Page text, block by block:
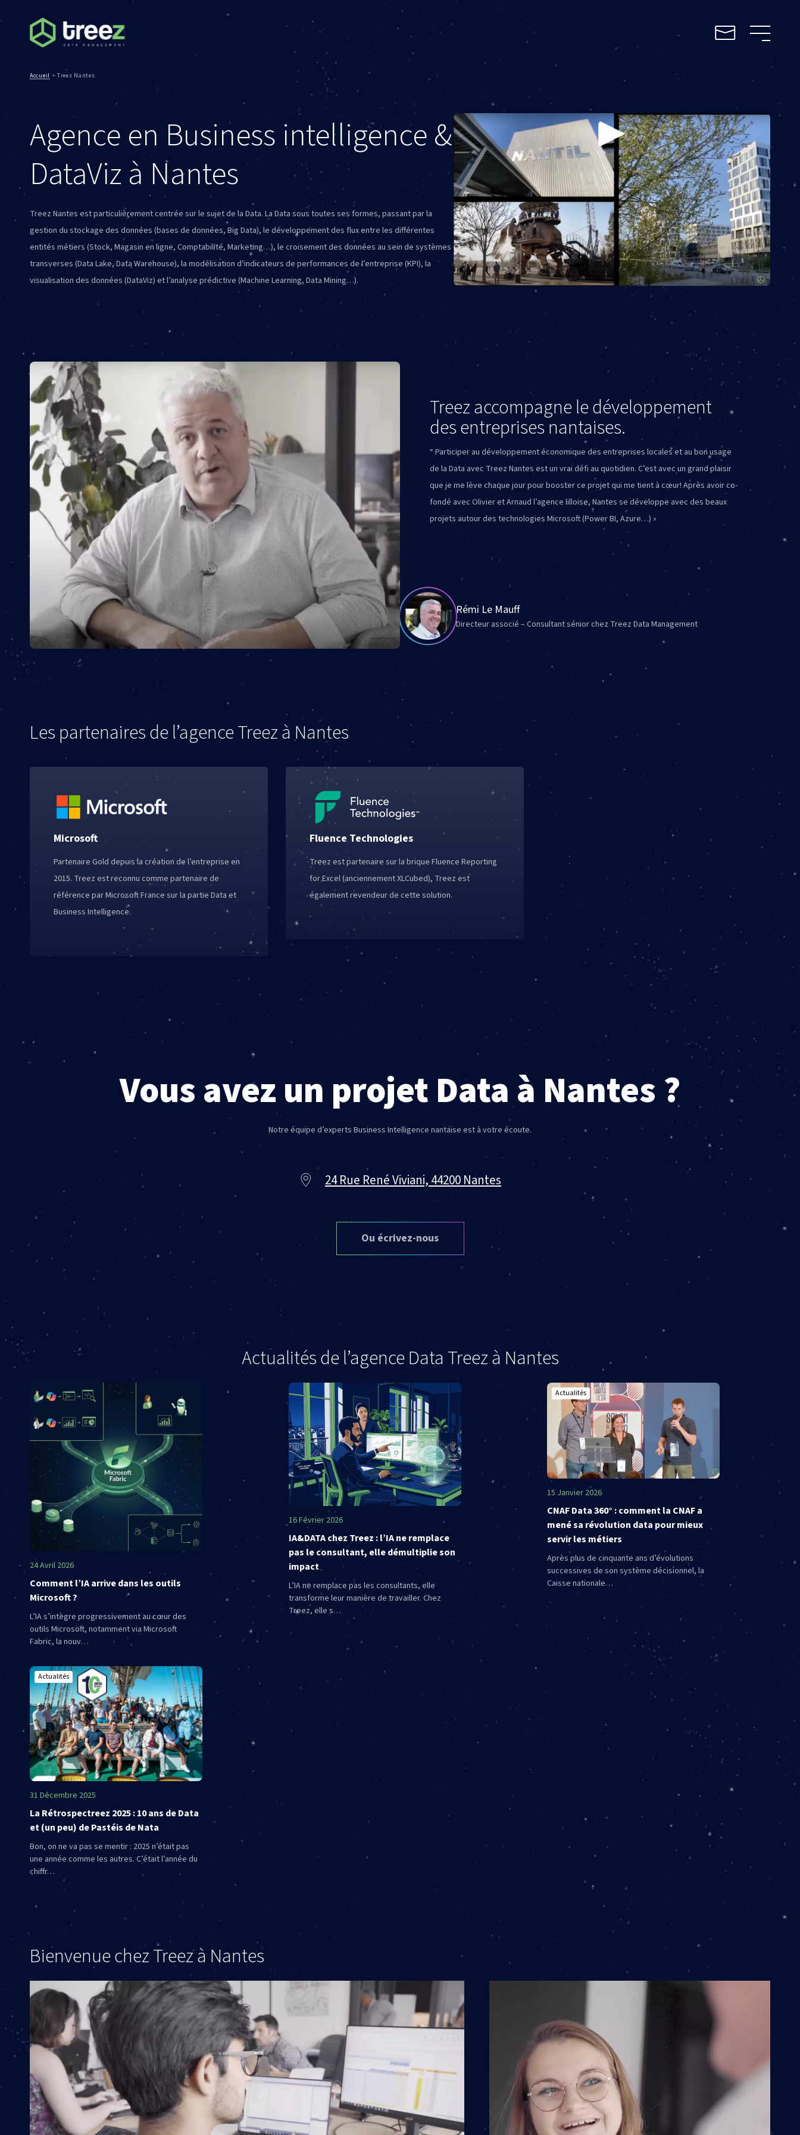
Accueil >Treez Nantes
Agence en Business intelligence &
DataViz à Nantes
Treez Nantes est particulièrement centrée sur le sujet de la Data. La Data sous toutes ses formes, passant par la
gestion du stockage des données (bases de données, Big Data), le développement des flux entre les différentes
entités métiers (Stock, Magasin en ligne, Comptabilité, Marketing…), le croisement des données au sein de systèmes
transverses (Data Lake, Data Warehouse), la modélisation d’indicateurs de performances de l’entreprise (KPI), la
visualisation des données (DataViz) et l’analyse prédictive (Machine Learning, Data Mining…).
Treez accompagne le développement
des entreprises nantaises.
“ Participer au développement économique des entreprises locales et au bon usage
de la Data avec Treez Nantes est un vrai défi au quotidien. C’est avec un grand plaisir
que je me lève chaque jour pour booster ce projet qui me tient à cœur! Après avoir co-
fondé avec Olivier et Arnaud l’agence lilloise, Nantes se développe avec des beaux
projets autour des technologies Microsoft (Power BI, Azure…) »
Rémi Le Mauff
Directeur associé – Consultant sénior chez Treez Data Management
Les partenaires de l’agence Treez à Nantes
Microsoft
Partenaire Gold depuis la création de l’entreprise en
2015. Treez est reconnu comme partenaire de
référence par Microsoft France sur la partie Data et
Business Intelligence.
Fluence Technologies
Treez est partenaire sur la brique Fluence Reporting
for Excel (anciennement XLCubed), Treez est
également revendeur de cette solution.
Vous avez un projet Data à Nantes ?
Notre équipe d’experts Business Intelligence nantaise est à votre écoute.
24 Rue René Viviani, 44200 Nantes
Ou écrivez-nous
Actualités de l’agence Data Treez à Nantes
24 Avril 2026
Comment l’IA arrive dans les outils
Microsoft ?
L’IA s’intègre progressivement au cœur des
outils Microsoft, notamment via Microsoft
Fabric, la nouv…
16 Février 2026
IA&DATA chez Treez : l’IA ne remplace
pas le consultant, elle démultiplie son
impact
L’IA ne remplace pas les consultants, elle
transforme leur manière de travailler. Chez
Treez, elle s…
Actualités
15 Janvier 2026
CNAF Data 360° : comment la CNAF a
mené sa révolution data pour mieux
servir les métiers
Après plus de cinquante ans d’évolutions
successives de son système décisionnel, la
Caisse nationale…
Actualités
31 Décembre 2025
La Rétrospectreez 2025 : 10 ans de Data
et (un peu) de Pastéis de Nata
Bon, on ne va pas se mentir : 2025 n’était pas
une année comme les autres. C’était l’année du
chiffr…
Bienvenue chez Treez à Nantes